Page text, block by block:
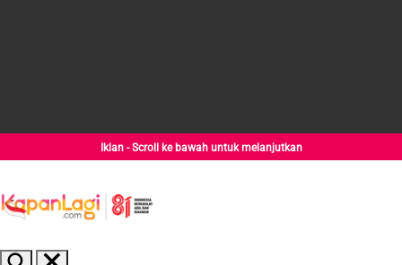
Iklan - Scroll ke bawah untuk melanjutkan